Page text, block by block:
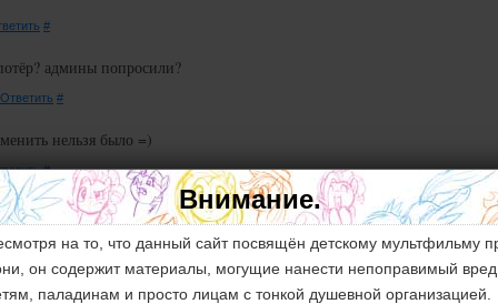
#
админы попросили?
Ответить #
нельзя было =)
#
клопфик, из всех, что я читал.
Ответить
Внимание.
на то, что данный сайт посвящён детскому мультфильму
он содержит материалы, могущие нанести непоправимый вред
паладинам и просто лицам с тонкой душевной организацией.